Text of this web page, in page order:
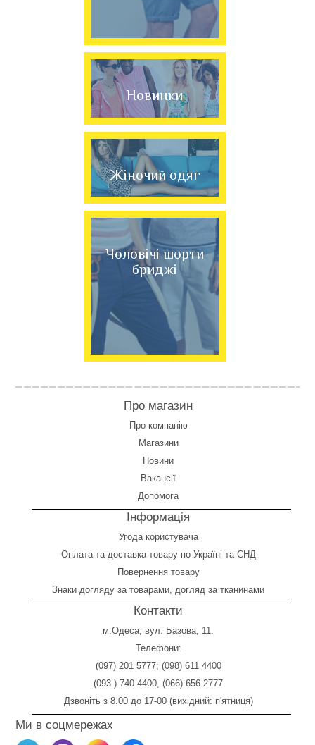
Новинки
Жіночий одяг
Чоловічі шорти
бриджі
Про магазин
Про компанію
Магазини
Новини
Вакансії
Допомога
Інформація
Угода користувача
Оплата та доставка товару по Україні та СНД
Повернення товару
Знаки догляду за товарами, догляд за тканинами
Контакти
м.Одеса, вул. Базова, 11.
Телефони:
(097) 201 5777; (098) 611 4400
(093 ) 740 4400; (066) 656 2777
Дзвоніть з 8.00 до 17-00 (вихідний: п'ятниця)
Ми в соцмережах